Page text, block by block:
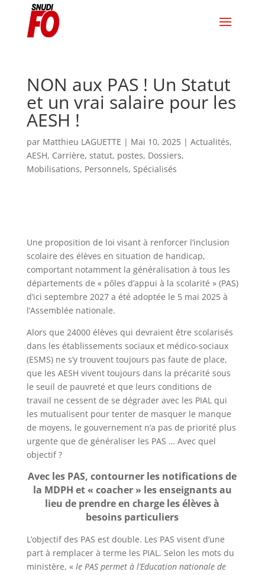
NON aux PAS ! Un Statut
et un vrai salaire pour les
AESH !
par Matthieu LAGUETTE | Mai 10, 2025| Actualités,
AESH, Carrière, statut, postes, Dossiers,
Mobilisations, Personnels, Spécialisés
Une proposition de loi visant à renforcer l’inclusion
scolaire des élèves en situation de handicap,
comportant notamment la généralisation à tous les
départements de « pôles d’appui à la scolarité » (PAS)
d’ici septembre 2027 a été adoptée le 5 mai 2025 à
l’Assemblée nationale.
Alors que 24000 élèves qui devraient être scolarisés
dans les établissements sociaux et médico-sociaux
(ESMS) ne s’y trouvent toujours pas faute de place,
que les AESH vivent toujours dans la précarité sous
le seuil de pauvreté et que leurs conditions de
travail ne cessent de se dégrader avec les PIAL qui
les mutualisent pour tenter de masquer le manque
de moyens, le gouvernement n’a pas de priorité plus
urgente que de généraliser les PAS … Avec quel
objectif ?
Avec les PAS, contourner les notifications de
la MDPH et « coacher » les enseignants au
lieu de prendre en charge les élèves à
besoins particuliers
L’objectif des PAS est double. Les PAS visent d’une
part à remplacer à terme les PIAL. Selon les mots du
ministère, « le PAS permet à l’Education nationale de